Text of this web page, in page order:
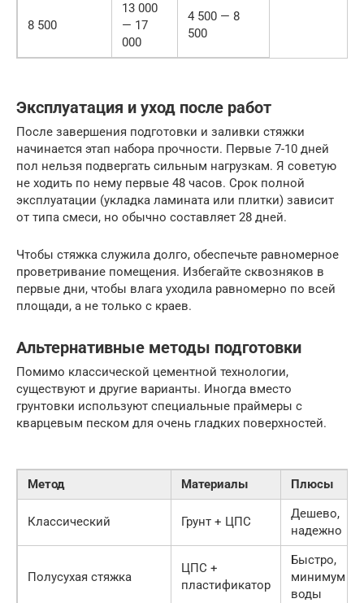
8 500
13 000
— 17
000
4 500 — 8
500
Эксплуатация и уход после работ
После завершения подготовки и заливки стяжки
начинается этап набора прочности. Первые 7-10 дней
пол нельзя подвергать сильным нагрузкам. Я советую
не ходить по нему первые 48 часов. Срок полной
эксплуатации (укладка ламината или плитки) зависит
от типа смеси, но обычно составляет 28 дней.
Чтобы стяжка служила долго, обеспечьте равномерное
проветривание помещения. Избегайте сквозняков в
первые дни, чтобы влага уходила равномерно по всей
площади, а не только с краев.
Альтернативные методы подготовки
Помимо классической цементной технологии,
существуют и другие варианты. Иногда вместо
грунтовки используют специальные праймеры с
кварцевым песком для очень гладких поверхностей.
Метод Материалы Плюсы
Классический Грунт + ЦПС
Дешево,
надежно
Полусухая стяжка
ЦПС +
пластификатор
Быстро,
минимум
воды